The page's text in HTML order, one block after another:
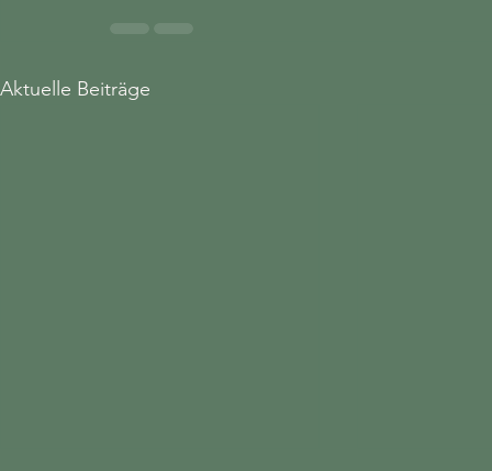
Aktuelle Beiträge